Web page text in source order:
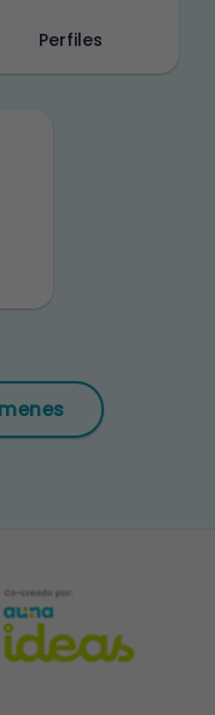
Perfiles